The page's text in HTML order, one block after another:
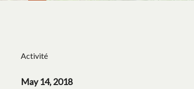
Activité
May 14, 2018